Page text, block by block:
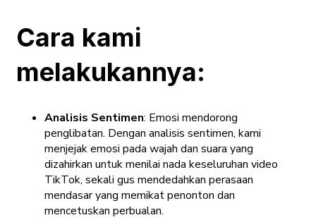
Cara kami
melakukannya:
Analisis Sentimen: Emosi mendorong
penglibatan. Dengan analisis sentimen, kami
menjejak emosi pada wajah dan suara yang
dizahirkan untuk menilai nada keseluruhan video
TikTok, sekali gus mendedahkan perasaan
mendasar yang memikat penonton dan
mencetuskan perbualan.